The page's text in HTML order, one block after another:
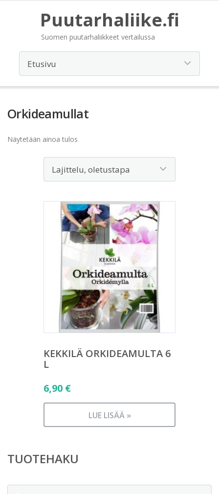
Puutarhaliike.fi
Suomen puutarhaliikkeet vertailussa
Orkideamullat
Näytetään ainoa tulos
KEKKILÄ ORKIDEAMULTA 6
L
6,90 €
LUE LISÄÄ »
TUOTEHAKU